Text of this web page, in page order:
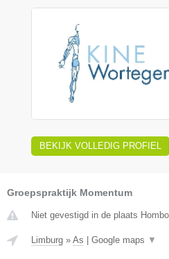
BEKIJK VOLLEDIG PROFIEL
Groepspraktijk Momentum
Niet gevestigd in de plaats
Limburg » As Google maps ▼